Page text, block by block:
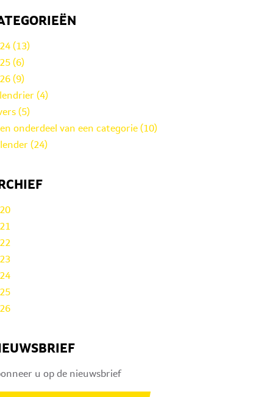
(13)
(6)
(9)
(4)
(5)
onderdeel van een categorie (10)
(24)
u op de nieuwsbrief